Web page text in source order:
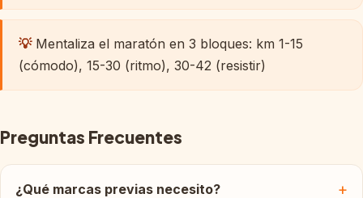
Semana 17 — Puesta a punto
💡Mentaliza el maratón en 3 bloques: km 1-15
(cómodo), 15-30 (ritmo), 30-42 (resistir)
Preguntas Frecuentes
¿Qué marcas previas necesito?